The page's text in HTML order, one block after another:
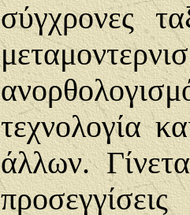
σύγχρονες
τεχνολογία
άλλων.